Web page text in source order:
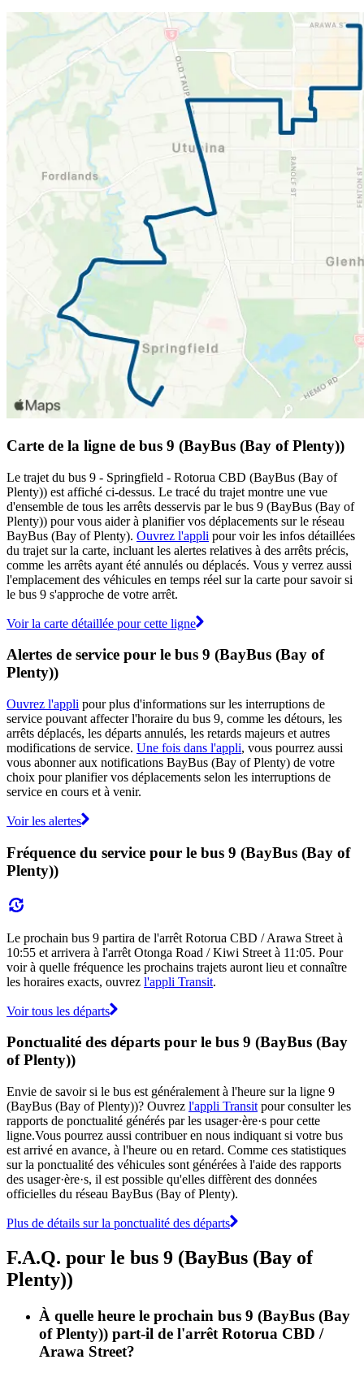
Carte de la ligne de bus 9 (BayBus (Bay of Plenty))
Le trajet du bus 9 - Springfield - Rotorua CBD (BayBus (Bay of
Plenty)) est affiché ci-dessus. Le tracé du trajet montre une vue
d'ensemble de tous les arrêts desservis par le bus 9 (BayBus (Bay of
Plenty)) pour vous aider à planifier vos déplacements sur le réseau
BayBus (Bay of Plenty). Ouvrez l'appli pour voir les infos détaillées
du trajet sur la carte, incluant les alertes relatives à des arrêts précis,
comme les arrêts ayant été annulés ou déplacés. Vous y verrez aussi
l'emplacement des véhicules en temps réel sur la carte pour savoir si
le bus 9 s'approche de votre arrêt.
Voir la carte détaillée pour cette ligne
Alertes de service pour le bus 9 (BayBus (Bay of
Plenty))
Ouvrez l'appli pour plus d'informations sur les interruptions de
service pouvant affecter l'horaire du bus 9, comme les détours, les
arrêts déplacés, les départs annulés, les retards majeurs et autres
modifications de service. Une fois dans l'appli, vous pourrez aussi
vous abonner aux notifications BayBus (Bay of Plenty) de votre
choix pour planifier vos déplacements selon les interruptions de
service en cours et à venir.
Voir les alertes
Fréquence du service pour le bus 9 (BayBus (Bay of
Plenty))
Le prochain bus 9 partira de l'arrêt Rotorua CBD / Arawa Street à
10:55 et arrivera à l'arrêt Otonga Road / Kiwi Street à 11:05. Pour
voir à quelle fréquence les prochains trajets auront lieu et connaître
les horaires exacts, ouvrez l'appli Transit.
Voir tous les départs
Ponctualité des départs pour le bus 9 (BayBus (Bay
of Plenty))
Envie de savoir si le bus est généralement à l'heure sur la ligne 9
(BayBus (Bay of Plenty))? Ouvrez l'appli Transit pour consulter les
rapports de ponctualité générés par les usager·ère·s pour cette
ligne.Vous pourrez aussi contribuer en nous indiquant si votre bus
est arrivé en avance, à l'heure ou en retard. Comme ces statistiques
sur la ponctualité des véhicules sont générées à l'aide des rapports
des usager·ère·s, il est possible qu'elles diffèrent des données
officielles du réseau BayBus (Bay of Plenty).
Plus de détails sur la ponctualité des départs
F.A.Q. pour le bus 9 (BayBus (Bay of
Plenty))
À quelle heure le prochain bus 9 (BayBus (Bay
of Plenty)) part-il de l'arrêt Rotorua CBD /
Arawa Street?